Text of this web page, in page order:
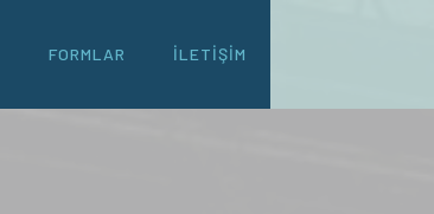
FORMLAR İLETIŞIM